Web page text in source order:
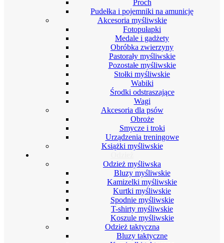
Proch
Pudełka i pojemniki na amunicję
Akcesoria myśliwskie
Fotopułapki
Medale i gadżety
Obróbka zwierzyny
Pastorały myśliwskie
Pozostałe myśliwskie
Stołki myśliwskie
Wabiki
Środki odstraszające
Wagi
Akcesoria dla psów
Obroże
Smycze i troki
Urządzenia treningowe
Książki myśliwskie
Odzież myśliwska
Bluzy myśliwskie
Kamizelki myśliwskie
Kurtki myśliwskie
Spodnie myśliwskie
T-shirty myśliwskie
Koszule myśliwskie
Odzież taktyczna
Bluzy taktyczne